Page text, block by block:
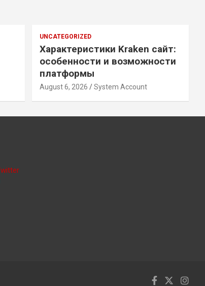
UNCATEGORIZED
Характеристики Kraken сайт:
особенности и возможности
платформы
August 6, 2026 System Account